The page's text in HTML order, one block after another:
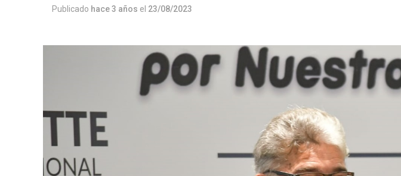
Publicado hace 3 años el 23/08/2023